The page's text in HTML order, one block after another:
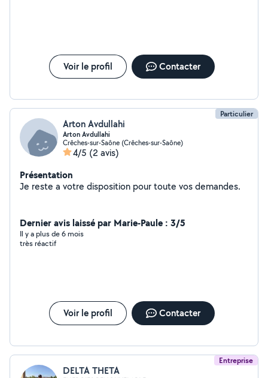
Voir le profil Contacter
Particulier
Arton Avdullahi
Arton Avdullahi
Crêches-sur-Saône (Crêches-sur-Saône)
4/5 (2 avis)
Présentation
Je reste a votre disposition pour toute vos demandes.
Dernier avis laissé par Marie-Paule : 3/5
Il y a plus de 6 mois
très réactif
Voir le profil Contacter
Entreprise
DELTA THETA